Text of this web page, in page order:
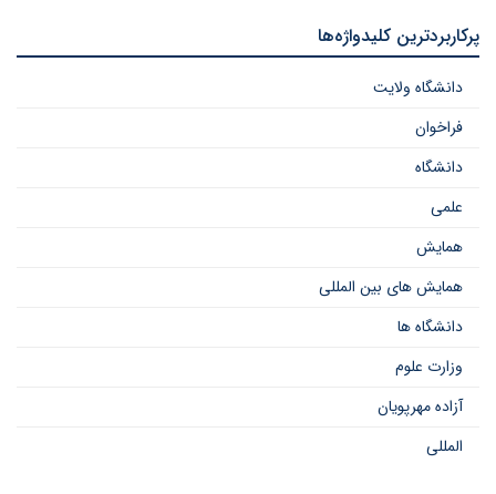
پرکاربردترین کلیدواژه‌ها
دانشگاه ولایت
فراخوان
دانشگاه
علمی
همایش
همایش های بین المللی
دانشگاه ها
وزارت علوم
آزاده مهرپویان
المللی